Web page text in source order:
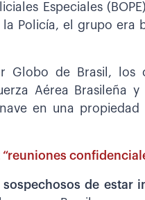
Especiales
Policía, el grupo era
Globo de Brasil, los
Aérea Brasileña
en una
“reuniones
sospechosos de estar